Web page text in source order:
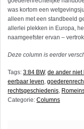
was kortom een
alleen met een standbeeld
allerlei plekken in Europa,
naamgeefster ervan –
Deze column is eerder
Tags: 3:84 BW, de ander niet
eerbaar leven,
rechtsgeschiedenis,
Categorie: Columns